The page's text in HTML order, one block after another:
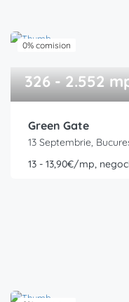
0% comision
326 - 2.552
Green Gate
13 Septembrie,
13 - 13,90€/mp,